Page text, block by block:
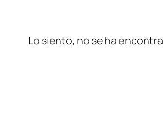
Lo siento, no se ha